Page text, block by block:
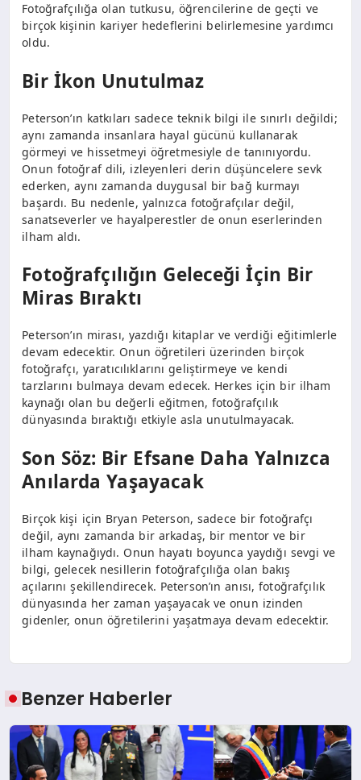
Fotoğrafçılığa olan tutkusu, öğrencilerine de geçti ve
birçok kişinin kariyer hedeflerini belirlemesine yardımcı
oldu.
Bir İkon Unutulmaz
Peterson’ın katkıları sadece teknik bilgi ile sınırlı değildi;
aynı zamanda insanlara hayal gücünü kullanarak
görmeyi ve hissetmeyi öğretmesiyle de tanınıyordu.
Onun fotoğraf dili, izleyenleri derin düşüncelere sevk
ederken, aynı zamanda duygusal bir bağ kurmayı
başardı. Bu nedenle, yalnızca fotoğrafçılar değil,
sanatseverler ve hayalperestler de onun eserlerinden
ilham aldı.
Fotoğrafçılığın Geleceği İçin Bir
Miras Bıraktı
Peterson’ın mirası, yazdığı kitaplar ve verdiği eğitimlerle
devam edecektir. Onun öğretileri üzerinden birçok
fotoğrafçı, yaratıcılıklarını geliştirmeye ve kendi
tarzlarını bulmaya devam edecek. Herkes için bir ilham
kaynağı olan bu değerli eğitmen, fotoğrafçılık
dünyasında bıraktığı etkiyle asla unutulmayacak.
Son Söz: Bir Efsane Daha Yalnızca
Anılarda Yaşayacak
Birçok kişi için Bryan Peterson, sadece bir fotoğrafçı
değil, aynı zamanda bir arkadaş, bir mentor ve bir
ilham kaynağıydı. Onun hayatı boyunca yaydığı sevgi ve
bilgi, gelecek nesillerin fotoğrafçılığa olan bakış
açılarını şekillendirecek. Peterson’ın anısı, fotoğrafçılık
dünyasında her zaman yaşayacak ve onun izinden
gidenler, onun öğretilerini yaşatmaya devam edecektir.
Benzer Haberler